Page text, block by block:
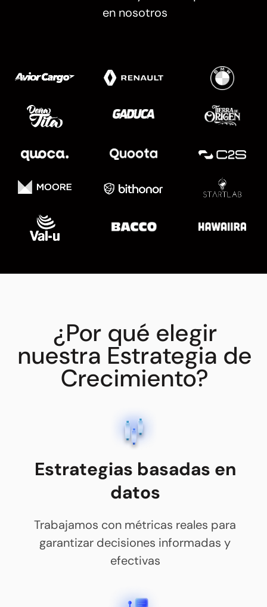
en nosotros
¿Por qué elegir
nuestra Estrategia de
Crecimiento?
Estrategias basadas en
datos
Trabajamos con métricas reales para
garantizar decisiones informadas y
efectivas